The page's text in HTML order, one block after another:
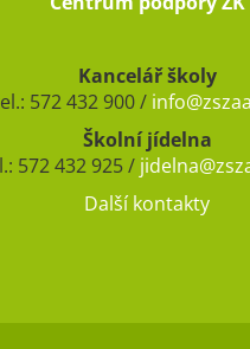
Kancelář školy
572 432 900 /
Školní jídelna
572 432 925 /
Další kontakty